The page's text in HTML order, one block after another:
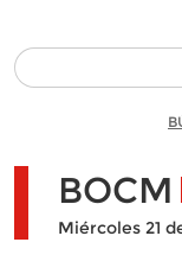
BOCM
Miércoles 21